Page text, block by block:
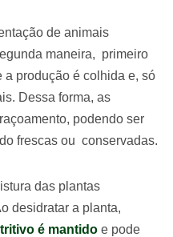
de animais
maneira, primeiro
a produção é colhida e, só
Dessa forma, as
podendo ser
frescas ou conservadas.
das plantas
desidratar a planta,
é mantido e pode